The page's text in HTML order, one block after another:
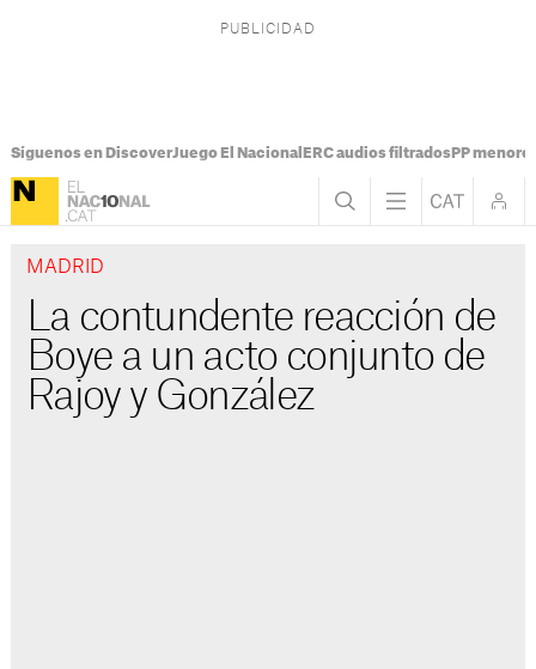
Síguenos en DiscoverJuego El Nacional ERC audios filtradosPP
MADRID
La contundente reacción de
Boye a un acto conjunto de
Rajoy y González